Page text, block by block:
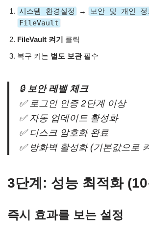
시스템 환경설정 → 보안 및 개인 정
FileVault
FileVault 켜기 클릭
복구 키는 별도 보관필수
🔒 보안 레벨 체크
✅ 로그인 인증 2단계 이상
✅ 자동 업데이트 활성화
✅ 디스크 암호화 완료
✅ 방화벽 활성화 (기본값으로
3단계: 성능 최적화
즉시 효과를 보는 설정